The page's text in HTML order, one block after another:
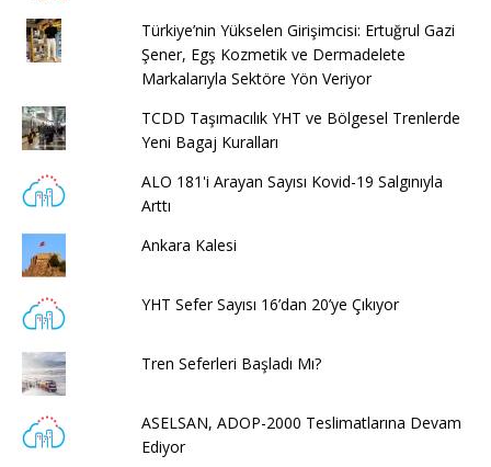
Türkiye’nin Yükselen Girişimcisi: Ertuğrul Gazi
Şener, Egş Kozmetik ve Dermadelete
Markalarıyla Sektöre Yön Veriyor
TCDD Taşımacılık YHT ve Bölgesel Trenlerde
Yeni Bagaj Kuralları
ALO 181'i Arayan Sayısı Kovid-19 Salgınıyla
Arttı
Ankara Kalesi
YHT Sefer Sayısı 16’dan 20’ye Çıkıyor
Tren Seferleri Başladı Mı?
ASELSAN, ADOP-2000 Teslimatlarına Devam
Ediyor